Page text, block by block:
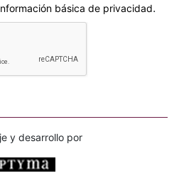
básica de privacidad.
y desarrollo por